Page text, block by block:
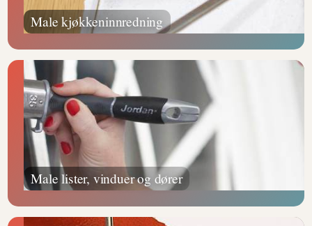
Male kjøkkeninnredning
Male lister, vinduer og dører